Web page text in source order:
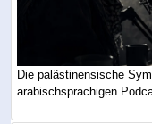
Die palästinensische
arabischsprachigen